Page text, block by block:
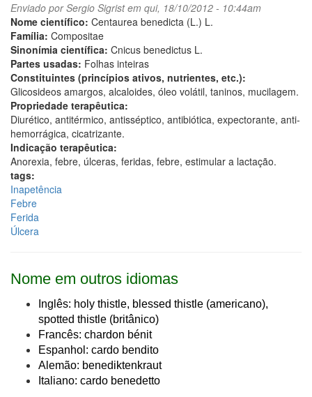
Enviado porSergio Sigristem qui, 18/10/2012 - 10:44am
Nome científico: Centaurea benedicta (L.) L.
Família: Compositae
Sinonímia científica: Cnicus benedictus L.
Partes usadas: Folhas inteiras
Constituintes (princípios ativos, nutrientes, etc.):
Glicosideos amargos, alcaloides, óleo volátil, taninos, mucilagem.
Propriedade terapêutica:
Diurético, antitérmico, antisséptico, antibiótica, expectorante, anti-
hemorrágica, cicatrizante.
Indicação terapêutica:
Anorexia, febre, úlceras, feridas, febre, estimular a lactação.
tags:
Inapetência
Febre
Ferida
Úlcera
Nome em outros idiomas
Inglês: holy thistle, blessed thistle (americano),
spotted thistle (britânico)
Francês: chardon bénit
Espanhol: cardo bendito
Alemão: benediktenkraut
Italiano: cardo benedetto